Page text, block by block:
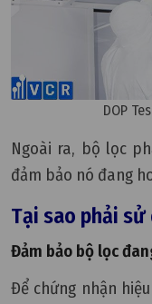
DOP
Ngoài ra, bộ lọc
đảm bảo nó đang
Tại sao phải sử
Đảm bảo bộ lọc
Để chứng nhận